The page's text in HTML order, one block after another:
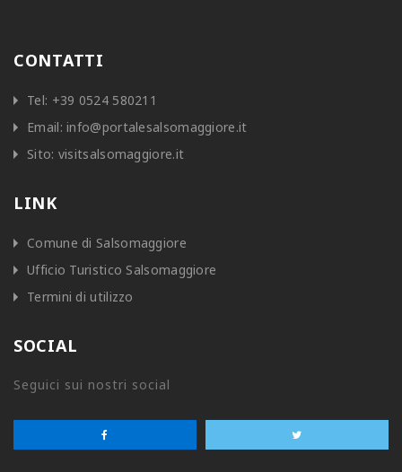
CONTATTI
Tel: +39 0524 580211
Email:info@portalesalsomaggiore.it
Sito: visitsalsomaggiore.it
LINK
Comune di Salsomaggiore
Ufficio Turistico Salsomaggiore
Termini di utilizzo
SOCIAL
Seguici sui nostri social